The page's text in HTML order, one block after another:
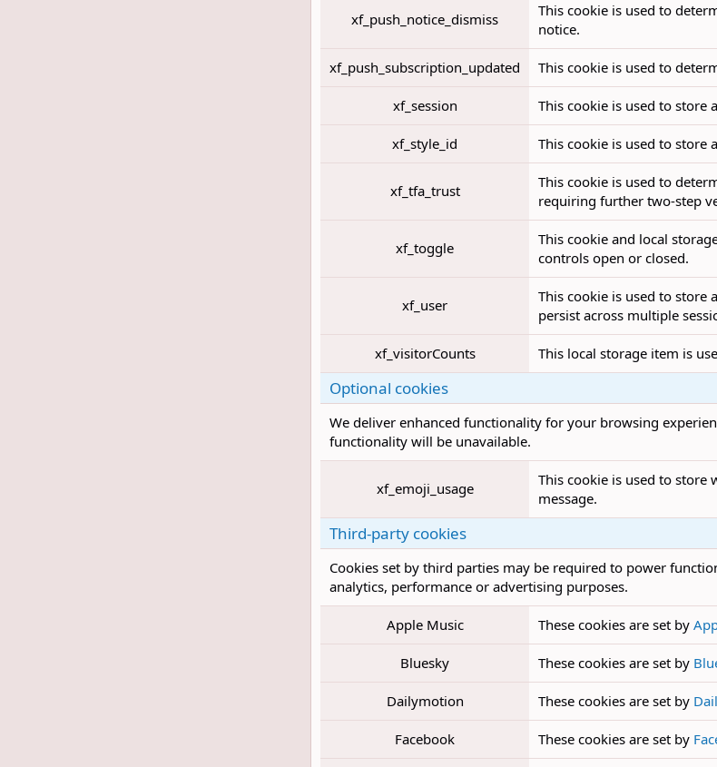
xf_push_notice_dismiss
This cookie is used to
notice.
xf_push_subscription_updated This cookie is used to
xf_session This cookie is used to store
xf_style_id This cookie is used to store
xf_tfa_trust
This cookie is used to
requiring further two-step
xf_toggle
This cookie and local
controls open or closed.
xf_user
This cookie is used to
persist across multiple
xf_visitorCounts This local storage item is
Optional cookies
We deliver enhanced functionality for your browsing
functionality will be unavailable.
xf_emoji_usage
This cookie is used to store
message.
Third-party cookies
Cookies set by third parties may be required to power
analytics, performance or advertising purposes.
Apple Music These cookies are set by
Bluesky These cookies are set by
Dailymotion These cookies are set by
Facebook These cookies are set by